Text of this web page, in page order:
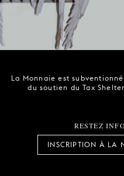
La Monnaie est
du soutien du Tax
RESTEZ
INSCRIPTION À LA